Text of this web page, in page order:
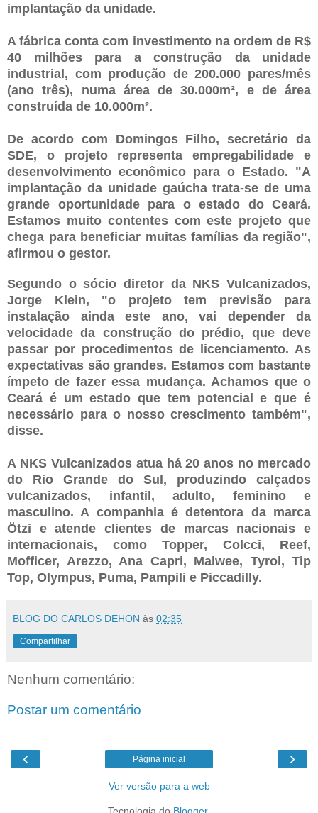
implantação da unidade.
A fábrica conta com investimento na ordem de R$
40 milhões para a construção da unidade
industrial, com produção de 200.000 pares/mês
(ano três), numa área de 30.000m², e de área
construída de 10.000m².
De acordo com Domingos Filho, secretário da
SDE, o projeto representa empregabilidade e
desenvolvimento econômico para o Estado. "A
implantação da unidade gaúcha trata-se de uma
grande oportunidade para o estado do Ceará.
Estamos muito contentes com este projeto que
chega para beneficiar muitas famílias da região",
afirmou o gestor.
Segundo o sócio diretor da NKS Vulcanizados,
Jorge Klein, "o projeto tem previsão para
instalação ainda este ano, vai depender da
velocidade da construção do prédio, que deve
passar por procedimentos de licenciamento. As
expectativas são grandes. Estamos com bastante
ímpeto de fazer essa mudança. Achamos que o
Ceará é um estado que tem potencial e que é
necessário para o nosso crescimento também",
disse.
A NKS Vulcanizados atua há 20 anos no mercado
do Rio Grande do Sul, produzindo calçados
vulcanizados, infantil, adulto, feminino e
masculino. A companhia é detentora da marca
Ötzi e atende clientes de marcas nacionais e
internacionais, como Topper, Colcci, Reef,
Mofficer, Arezzo, Ana Capri, Malwee, Tyrol, Tip
Top, Olympus, Puma, Pampili e Piccadilly.
BLOG DO CARLOS DEHON às 02:35
Compartilhar
Nenhum comentário:
Postar um comentário
‹ ›
Página inicial
Ver versão para a web
Tecnologia do Blogger.